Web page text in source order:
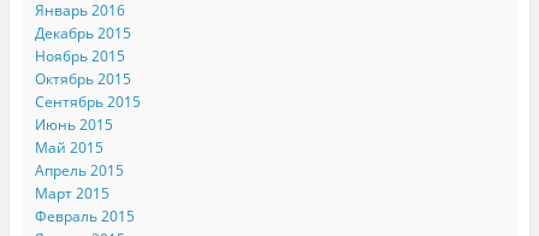
Январь 2016
Декабрь 2015
Ноябрь 2015
Октябрь 2015
Сентябрь 2015
Июнь 2015
Май 2015
Апрель 2015
Март 2015
Февраль 2015